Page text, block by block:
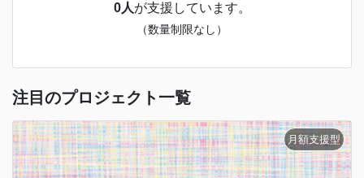
0人が支援しています。
（数量制限なし）
注目のプロジェクト一覧